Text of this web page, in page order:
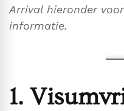
Arrival hieronder
informatie.
1.